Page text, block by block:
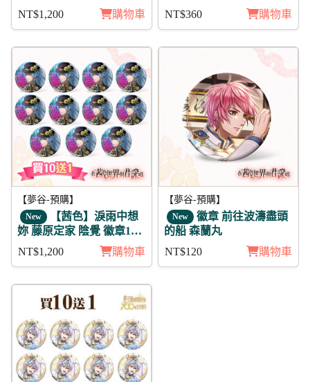
NT$1,200
購物車
NT$360
購物車
【夢谷-預購】
New 【茜色】淚雨中想
妳 藤原定家 陰覺 徽章11
NT$1,200 購物車
【夢谷-預購】
New 徽章 前往波濤盡頭
的船 森蘭丸
NT$120
購物車